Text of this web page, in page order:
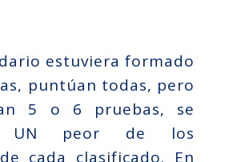
estuviera formado
puntúan todas, pero
5 o 6 pruebas, se
UN peor de los
cada clasificado. En